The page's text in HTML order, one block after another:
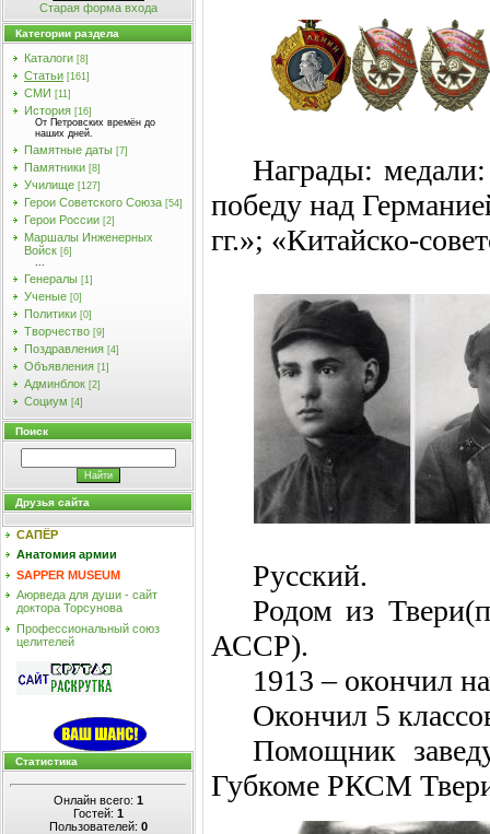
Старая форма входа
Категории раздела
Каталоги [8]
Статьи [161]
СМИ [11]
История [16]
От Петровских времён до
наших дней.
Памятные даты [7]
Памятники [8]
Училищe [127]
Герои Советского Союза [54]
Герои России [2]
Маршалы Инженерных
Войск [6]
...
Генералы [1]
Ученые [0]
Политики [0]
Творчество [9]
Поздравления [4]
Объявления [1]
Админблок [2]
Социум [4]
Поиск
Друзья сайта
САПЁР
Анатомия армии
SAPPER MUSEUM
Аюрведа для души - сайт
доктора Торсунова
Профессиональный союз
целителей
Статистика
Онлайн всего: 1
Гостей: 1
Пользователей: 0
Награды:
победу над
гг.»; «Китайско-
Русский.
Родом из Твери
АССР).
1913 – окончил
Окончил 5
Помощник
Губкоме РКСМ